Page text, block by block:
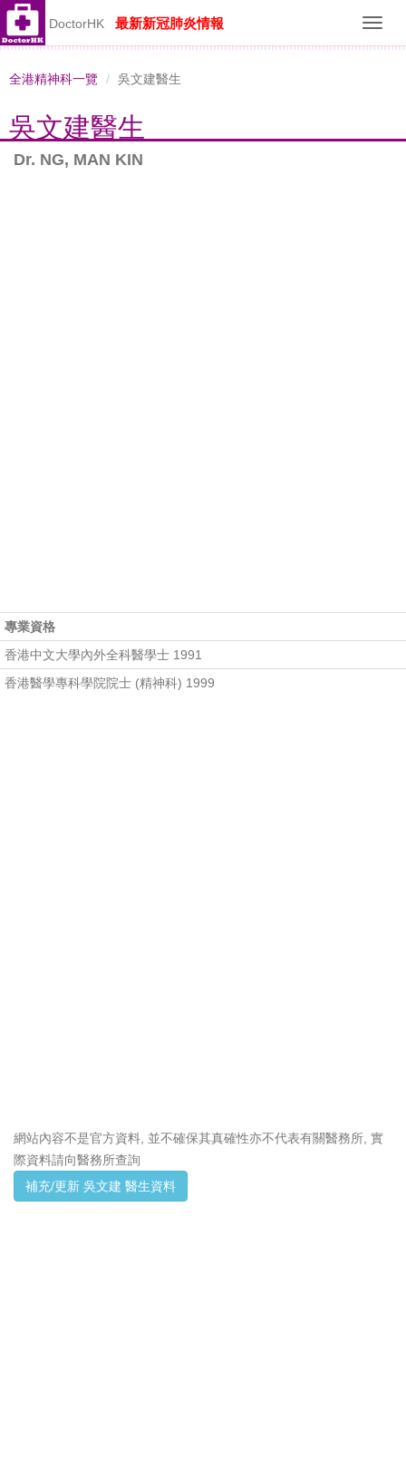
DoctorHK 最新新冠肺炎情報
全港精神科一覽 吳文建醫生
吳文建醫生
Dr. NG, MAN KIN
專業資格
香港中文大學內外全科醫學士 1991
香港醫學專科學院院士 (精神科) 1999
網站內容不是官方資料, 並不確保其真確性亦不代表有關醫務所, 實
際資料請向醫務所查詢
補充/更新 吳文建 醫生資料